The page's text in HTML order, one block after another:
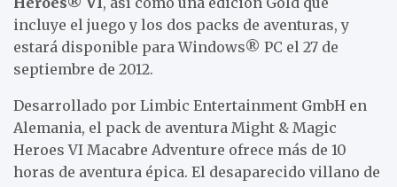
incluye el juego y los dos packs de aventuras, y
estará disponible para Windows® PC el 27 de
septiembre de 2012.
Desarrollado por Limbic Entertainment GmbH en
Alemania, el pack de aventura Might & Magic
Heroes VI Macabre Adventure ofrece más de 10
horas de aventura épica. El desaparecido villano de